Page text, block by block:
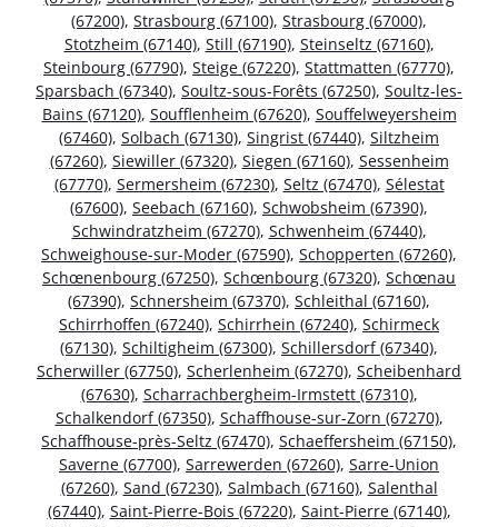
(67200), Strasbourg (67100), Strasbourg (67000),
Stotzheim (67140), Still (67190), Steinseltz (67160),
Steinbourg (67790), Steige (67220), Stattmatten (67770),
Sparsbach (67340), Soultz-sous-Forêts (67250), Soultz-les-
Bains (67120), Soufflenheim (67620), Souffelweyersheim
(67460), Solbach (67130), Singrist (67440), Siltzheim
(67260), Siewiller (67320), Siegen (67160), Sessenheim
(67770), Sermersheim (67230), Seltz (67470), Sélestat
(67600), Seebach (67160), Schwobsheim (67390),
Schwindratzheim (67270), Schwenheim (67440),
Schweighouse-sur-Moder (67590), Schopperten (67260),
Schœnenbourg (67250), Schœnbourg (67320), Schœnau
(67390), Schnersheim (67370), Schleithal (67160),
Schirrhoffen (67240), Schirrhein (67240), Schirmeck
(67130), Schiltigheim (67300), Schillersdorf (67340),
Scherwiller (67750), Scherlenheim (67270), Scheibenhard
(67630), Scharrachbergheim-Irmstett (67310),
Schalkendorf (67350), Schaffhouse-sur-Zorn (67270),
Schaffhouse-près-Seltz (67470), Schaeffersheim (67150),
Saverne (67700), Sarrewerden (67260), Sarre-Union
(67260), Sand (67230), Salmbach (67160), Salenthal
(67440), Saint-Pierre-Bois (67220), Saint-Pierre (67140),